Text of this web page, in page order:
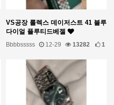
VS공장 롤렉스 데이저스트 41 블루
다이얼 플루티드베젤
Bbbbsssss 12-29 13282 1